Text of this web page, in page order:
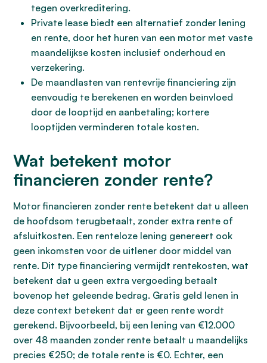
tegen overkreditering.
Private lease biedt een alternatief zonder lening
en rente, door het huren van een motor met vaste
maandelijkse kosten inclusief onderhoud en
verzekering.
De maandlasten van rentevrije financiering zijn
eenvoudig te berekenen en worden beïnvloed
door de looptijd en aanbetaling; kortere
looptijden verminderen totale kosten.
Wat betekent motor
financieren zonder rente?
Motor financieren zonder rente betekent dat u alleen
de hoofdsom terugbetaalt, zonder extra rente of
afsluitkosten. Een renteloze lening genereert ook
geen inkomsten voor de uitlener door middel van
rente. Dit type financiering vermijdt rentekosten, wat
betekent dat u geen extra vergoeding betaalt
bovenop het geleende bedrag. Gratis geld lenen in
deze context betekent dat er geen rente wordt
gerekend. Bijvoorbeeld, bij een lening van €12.000
over 48 maanden zonder rente betaalt u maandelijks
precies €250; de totale rente is €0. Echter, een